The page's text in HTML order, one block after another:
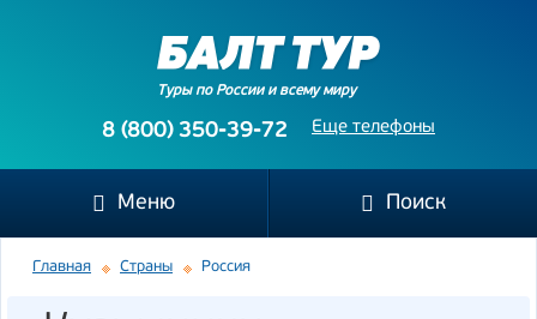
Туры по России и всему миру
Еще телефоны
8 (800) 350-39-72
Меню Поиск
Главная Страны Россия